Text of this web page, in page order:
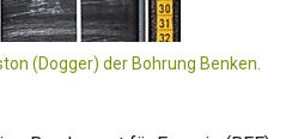
(Dogger) der Bohrung Benken.